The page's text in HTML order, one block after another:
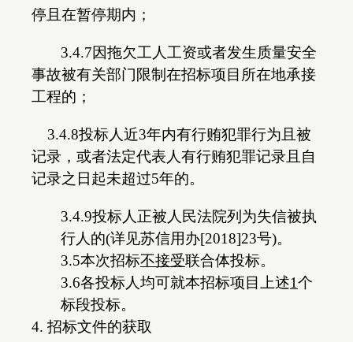
停且在暂停期内；
3.4.7因拖欠工人工资或者发生质量安全
事故被有关部门限制在招标项目所在地承接
工程的；
3.4.8投标人近3年内有行贿犯罪行为且被
记录，或者法定代表人有行贿犯罪记录且自
记录之日起未超过5年的。
3.4.9投标人正被人民法院列为失信被执
行人的(详见苏信用办[2018]23号)。
3.5本次招标不接受联合体投标。
3.6各投标人均可就本招标项目上述1个
标段投标。
4. 招标文件的获取